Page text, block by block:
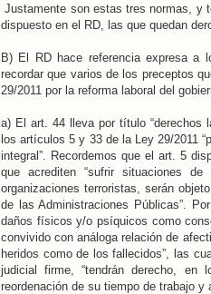
Justamente son estas tres normas, y
dispuesto en el RD, las que quedan
B) El RD hace referencia expresa a
recordar que varios de los preceptos
29/2011 por la reforma laboral del
a) El art. 44 lleva por título “derechos
los artículos 5 y 33 de la Ley 29/2011
integral”. Recordemos que el art. 5
que acrediten “sufrir situaciones
organizaciones terroristas, serán
de las Administraciones Públicas”.
daños físicos y/o psíquicos como
convivido con análoga relación de
heridos como de los fallecidos”, las
judicial firme, “tendrán derecho,
reordenación de su tiempo de trabajo y